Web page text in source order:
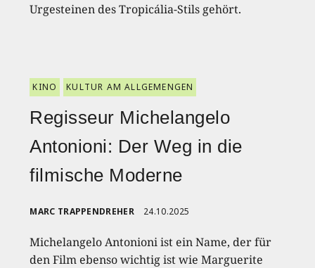
Urgesteinen des Tropicália-Stils gehört.
KINO KULTUR AM ALLGEMENGEN
Regisseur Michelangelo
Antonioni: Der Weg in die
filmische Moderne
MARC TRAPPENDREHER 24.10.2025
Michelangelo Antonioni ist ein Name, der für
den Film ebenso wichtig ist wie Marguerite